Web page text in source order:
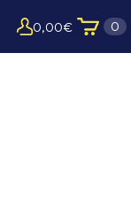
0,00€ 0